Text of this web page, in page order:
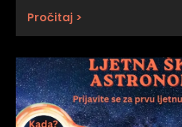
Pročitaj >